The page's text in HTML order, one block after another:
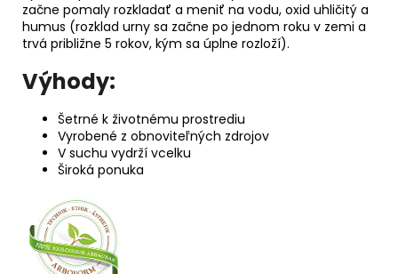
začne pomaly rozkladať a meniť na vodu, oxid uhličitý a
humus (rozklad urny sa začne po jednom roku v zemi a
trvá približne 5 rokov, kým sa úplne rozloží).
Výhody:
Šetrné k životnému prostrediu
Vyrobené z obnoviteľných zdrojov
V suchu vydrží vcelku
Široká ponuka